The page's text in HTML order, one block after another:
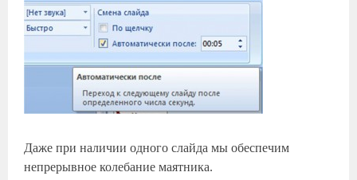
Даже при наличии одного слайда мы обеспечим
непрерывное колебание маятника.